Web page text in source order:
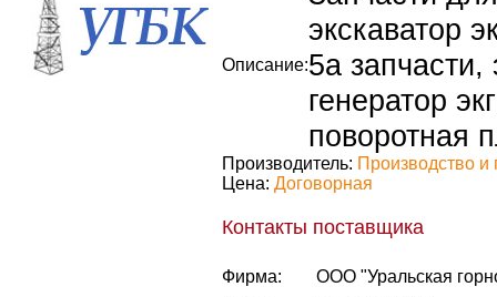
Описание:
экскаватор
5а запчасти,
генератор
поворотная
Производитель: Производство и
Цена: Договорная
Контакты поставщика
Фирма:
ООО "Уральская